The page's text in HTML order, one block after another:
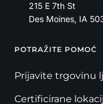
215 E 7th St
Des Moines, IA
Footer
POTRAŽITE POMOĆ
Prijavite trgovinu
Certificirane